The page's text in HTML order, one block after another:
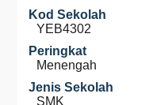
Kod Sekolah
YEB4302
Peringkat
Menengah
Jenis Sekolah
SMK